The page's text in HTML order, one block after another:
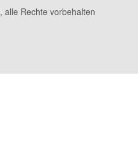
, alle Rechte vorbehalten